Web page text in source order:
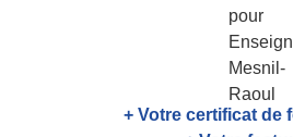
+ Votre certificat de